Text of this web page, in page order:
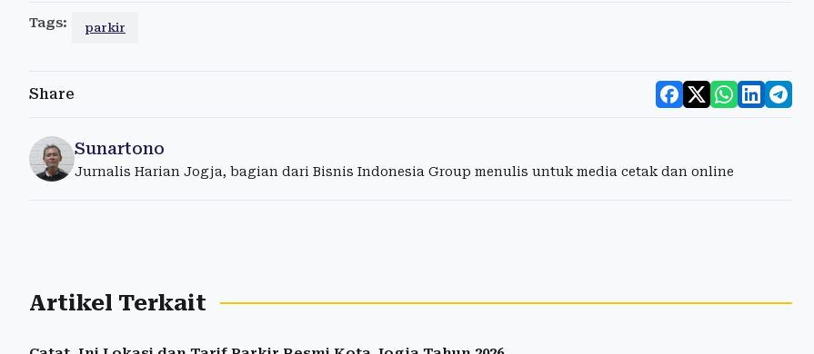
Tags: parkir
Share
Sunartono
Jurnalis Harian Jogja, bagian dari Bisnis Indonesia Group menulis untuk media cetak dan online
Artikel Terkait